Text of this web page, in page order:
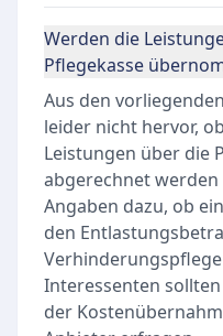
Werden die
Pflegekasse
Aus den
leider nicht hervor,
Leistungen über die
abgerechnet werden
Angaben dazu, ob
den
Interessenten
der